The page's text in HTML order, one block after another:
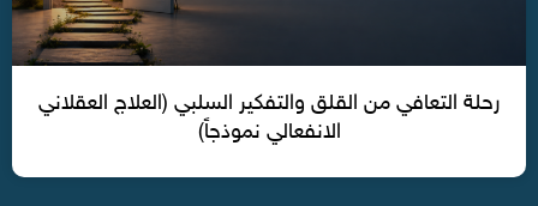
رحلة التعافي من القلق والتفكير السلبي (العلاج العقلاني
الانفعالي نموذجاً)